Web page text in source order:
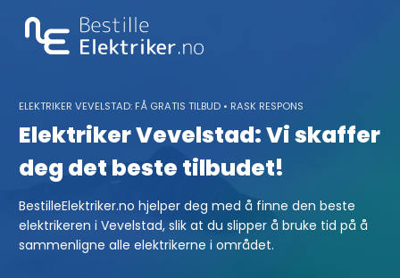
content
ELEKTRIKER VEVELSTAD: FÅ GRATIS TILBUD • RASK RESPONS
Elektriker Vevelstad: Vi skaffer
deg det beste tilbudet!
BestilleElektriker.no hjelper deg med å finne den beste
elektrikeren i Vevelstad, slik at du slipper å bruke tid på å
sammenligne alle elektrikerne i området.